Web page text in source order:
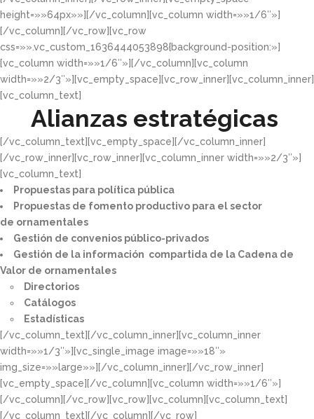
height=»»64px»»][/vc_column][vc_column width=»»1/6″»]
[/vc_column][/vc_row][vc_row
css=»».vc_custom_1636444053898{background-position:»]
[vc_column width=»»1/6″»][/vc_column][vc_column
width=»»2/3″»][vc_empty_space][vc_row_inner][vc_column_inner]
[vc_column_text]
Alianzas estratégicas
[/vc_column_text][vc_empty_space][/vc_column_inner]
[/vc_row_inner][vc_row_inner][vc_column_inner width=»»2/3″»]
[vc_column_text]
Propuestas para política pública​
Propuestas de fomento productivo para el sector
de ornamentales​
Gestión de convenios público-privados​
Gestión de la información compartida de la Cadena de
Valor de ornamentales​
Directorios​
Catálogos​
Estadísticas
[/vc_column_text][/vc_column_inner][vc_column_inner
width=»»1/3″»][vc_single_image image=»»18″»
img_size=»»large»»][/vc_column_inner][/vc_row_inner]
[vc_empty_space][/vc_column][vc_column width=»»1/6″»]
[/vc_column][/vc_row][vc_row][vc_column][vc_column_text]
[/vc_column_text][/vc_column][/vc_row]